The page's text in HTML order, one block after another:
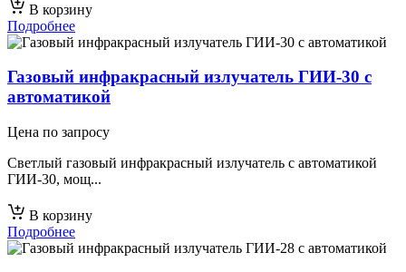
В корзину
Подробнее
Газовый инфракрасный излучатель ГИИ-30 с
автоматикой
Цена по запросу
Светлый газовый инфракрасный излучатель с автоматикой
ГИИ-30, мощ...
В корзину
Подробнее